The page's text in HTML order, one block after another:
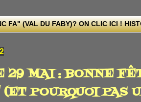
FA" (VAL DU FABY)? ON CLIC ICI !
29 MAI : BONNE
POURQUOI PAS